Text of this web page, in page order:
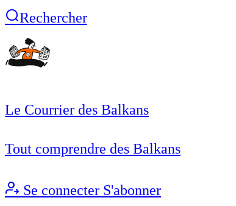
Rechercher
Le Courrier des Balkans
Tout comprendre des Balkans
Se connecter S'abonner